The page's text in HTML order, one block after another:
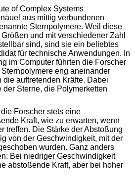
of Complex Systems
aus mittig verbundenen
Sternpolymere. Weil diese
und mit verschiedener Zahl
sind, sind sie ein beliebtes
für technische Anwendungen. In
im Computer führten die Forscher
eng aneinander
auftretenden Kräfte. Dabei
der Sterne, die Polymerketten
Forscher stets eine
Kraft, wie zu erwarten, wenn
treffen. Die Stärke der Abstoßung
von der Geschwindigkeit, mit der
wurden. Ganz anders
Bei niedriger Geschwindigkeit
abstoßende Kraft, aber bei hoher